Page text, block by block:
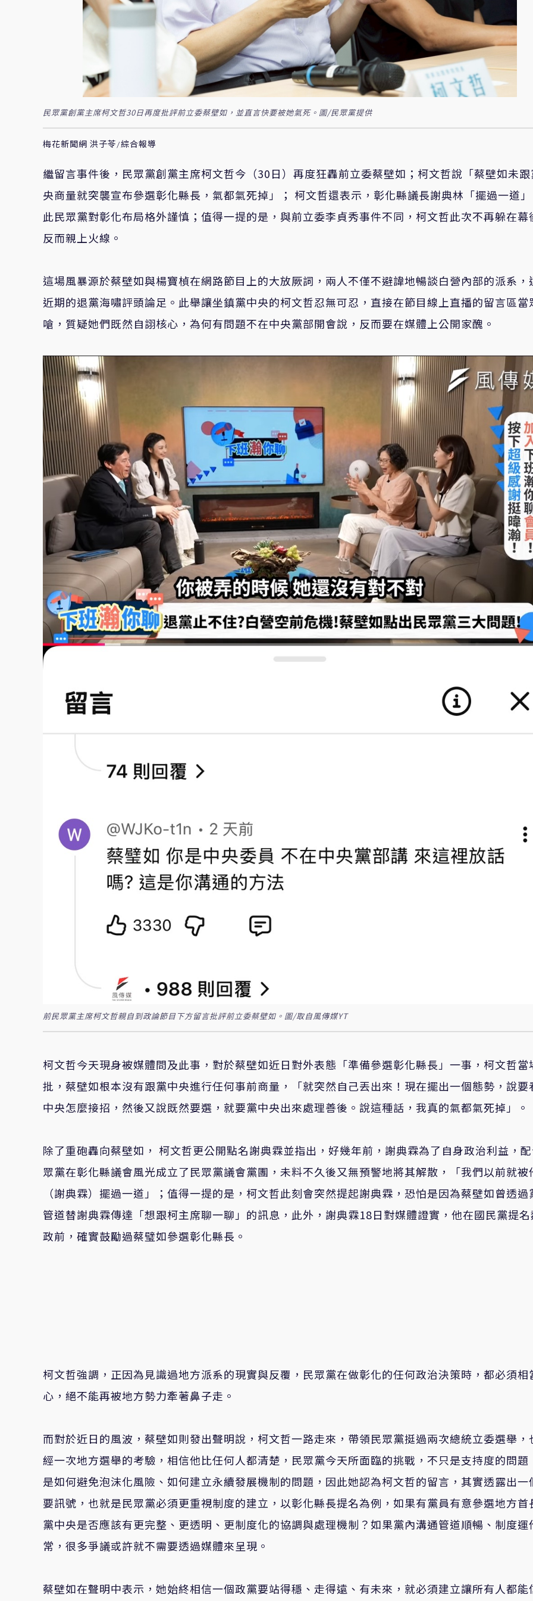
民眾黨創黨主席柯文哲30日再度批評前立委蔡壁如，並直言快要被她氣死。圖/民眾黨提供
梅花新聞網 洪子苓/綜合報導
繼留言事件後，民眾黨創黨主席柯文哲今（30日）再度狂轟前立委蔡壁如；柯文哲說「蔡壁如未
央商量就突襲宣布參選彰化縣長，氣都氣死掉」； 柯文哲還表示，彰化縣議長謝典林「擺過一道
此民眾黨對彰化布局格外謹慎；值得一提的是，與前立委李貞秀事件不同，柯文哲此次不再躲在幕
反而親上火線。
這場風暴源於蔡壁如與楊寶楨在網路節目上的大放厥詞，兩人不僅不避諱地暢談白營內部的派系，
近期的退黨海嘯評頭論足。此舉讓坐鎮黨中央的柯文哲忍無可忍，直接在節目線上直播的留言區當
嗆，質疑她們既然自詡核心，為何有問題不在中央黨部開會說，反而要在媒體上公開家醜。
前民眾黨主席柯文哲親自到政論節目下方留言批評前立委蔡壁如。圖/取自風傳媒YT
柯文哲今天現身被媒體問及此事，對於蔡壁如近日對外表態「準備參選彰化縣長」一事，柯文哲當
批，蔡壁如根本沒有跟黨中央進行任何事前商量，「就突然自己丟出來！現在擺出一個態勢，說要
中央怎麼接招，然後又說既然要選，就要黨中央出來處理善後。說這種話，我真的氣都氣死掉」。
除了重砲轟向蔡壁如， 柯文哲更公開點名謝典霖並指出，好幾年前，謝典霖為了自身政治利益，
眾黨在彰化縣議會風光成立了民眾黨議會黨團，未料不久後又無預警地將其解散，「我們以前就被
（謝典霖）擺過一道」；值得一提的是，柯文哲此刻會突然提起謝典霖，恐怕是因為蔡壁如曾透過
管道替謝典霖傳達「想跟柯主席聊一聊」的訊息，此外，謝典霖18日對媒體證實，他在國民黨提
政前，確實鼓勵過蔡璧如參選彰化縣長。
柯文哲強調，正因為見識過地方派系的現實與反覆，民眾黨在做彰化的任何政治決策時，都必須相
心，絕不能再被地方勢力牽著鼻子走。
而對於近日的風波，蔡壁如則發出聲明說，柯文哲一路走來，帶領民眾黨挺過兩次總統立委選舉，
經一次地方選舉的考驗，相信他比任何人都清楚，民眾黨今天所面臨的挑戰，不只是支持度的問題
是如何避免泡沫化風險、如何建立永續發展機制的問題，因此她認為柯文哲的留言，其實透露出一
要訊號，也就是民眾黨必須更重視制度的建立，以彰化縣長提名為例，如果有黨員有意參選地方首
黨中央是否應該有更完整、更透明、更制度化的協調與處理機制？如果黨內溝通管道順暢、制度運
常，很多爭議或許就不需要透過媒體來呈現。
蔡壁如在聲明中表示，她始終相信一個政黨要站得穩、走得遠、有未來，就必須建立讓所有人都能